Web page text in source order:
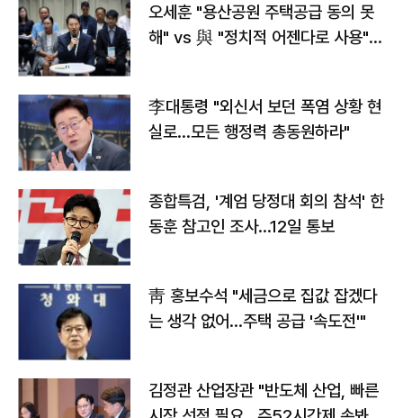
오세훈 "용산공원 주택공급 동의 못
해" vs 與 "정치적 어젠다로 사용"
李대통령 "외신서 보던 폭염 상황 현
실로…모든 행정력 총동원하라"
종합특검, '계엄 당정대 회의 참석' 한
동훈 참고인 조사...12일 통보
靑 홍보수석 "세금으로 집값 잡겠다
는 생각 없어…주택 공급 '속도전'"
김정관 산업장관 "반도체 산업, 빠른